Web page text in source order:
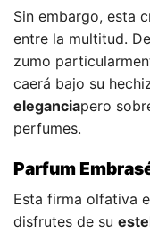
Sin embargo, esta
entre la multitud.
zumo
caerá bajo su
eleganciapero
perfumes.
Parfum
Esta firma olfativa
disfrutes de su